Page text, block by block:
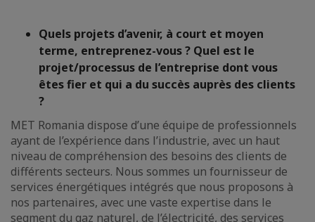
Quels projets d’avenir, à court et moyen
terme, entreprenez-vous ? Quel est le
projet/processus de l’entreprise dont vous
êtes fier et qui a du succès auprès des clients
?
MET Romania dispose d’une équipe de professionnels
ayant de l’expérience dans l’industrie, avec un haut
niveau de compréhension des besoins des clients de
différents secteurs. Nous sommes un fournisseur de
services énergétiques intégrés que nous proposons à
nos partenaires, avec une vaste expertise dans le
segment du gaz naturel, de l’électricité, des services